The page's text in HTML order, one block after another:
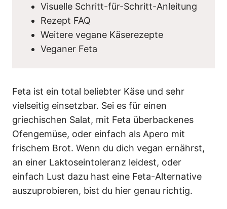
Visuelle Schritt-für-Schritt-Anleitung
Rezept FAQ
Weitere vegane Käserezepte
Veganer Feta
Feta ist ein total beliebter Käse und sehr
vielseitig einsetzbar. Sei es für einen
griechischen Salat, mit Feta überbackenes
Ofengemüse, oder einfach als Apero mit
frischem Brot. Wenn du dich vegan ernährst,
an einer Laktoseintoleranz leidest, oder
einfach Lust dazu hast eine Feta-Alternative
auszuprobieren, bist du hier genau richtig.